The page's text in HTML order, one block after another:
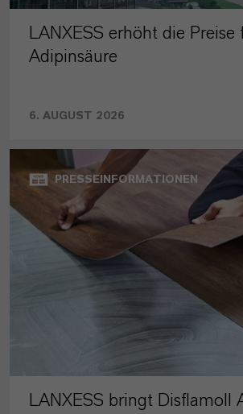
LANXESS erhöht die Preise
Adipinsäure
6. AUGUST 2026
PRESSEINFORMATIONEN
LANXESS bringt Disflamoll